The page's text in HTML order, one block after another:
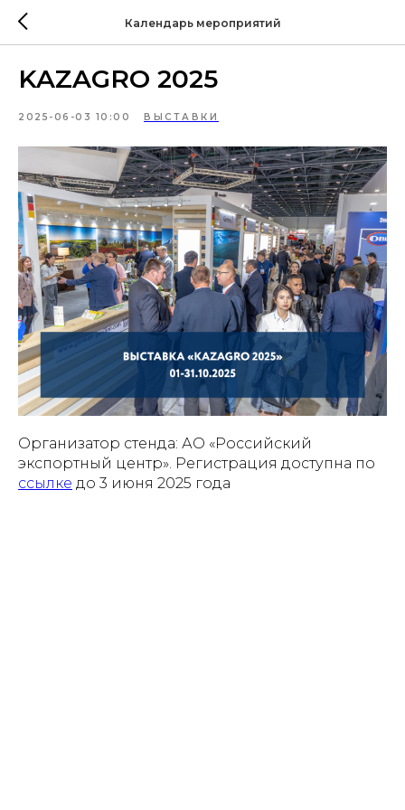
Календарь мероприятий
KAZAGRO 2025
2025-06-03 10:00 ВЫСТАВКИ
Организатор стенда: АО «Российский
экспортный центр». Регистрация доступна по
ссылке до 3 июня 2025 года